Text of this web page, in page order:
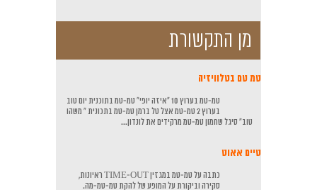
מן התקשורת
טמ טם בטלוויזיה
טמ-טמ בערוץ 10 "איזה יופי" טמ-טמ בתוכנית יום טוב
בערוץ 2 טמ-טמ אצל טל ברמן טמ-טמ בתכונית " משהו
טוב" סיגל שחמון טמ-טמ מרקידים את לונדון...
טיים אאוט
כתבה על טמ-טמ במגזין TIME-OUT ראיונות,
סקירה וביקורת על המופע של להקת טמ-טמ-מה.